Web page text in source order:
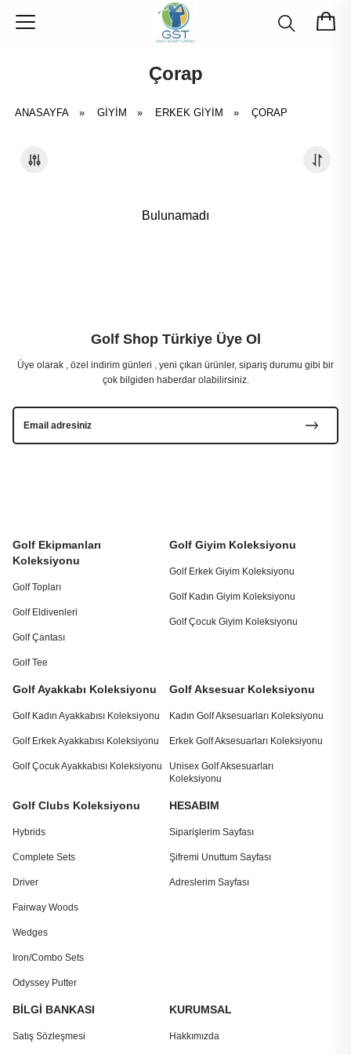
Çorap
ANASAYFA » GIYIM » ERKEK GIYIM » ÇORAP
Bulunamadı
Golf Ekipmanları
Koleksiyonu
Golf Topları
Golf Eldivenleri
Golf Çantası
Golf Tee
Golf Giyim Koleksiyonu
Golf Erkek Giyim Koleksiyonu
Golf Kadın Giyim Koleksiyonu
Golf Çocuk Giyim Koleksiyonu
Golf Ayakkabı Koleksiyonu
Golf Kadın Ayakkabısı Koleksiyonu
Golf Erkek Ayakkabısı Koleksiyonu
Golf Çocuk Ayakkabısı Koleksiyonu
Golf Aksesuar Koleksiyonu
Kadın Golf Aksesuarları Koleksiyonu
Erkek Golf Aksesuarları Koleksiyonu
Unisex Golf Aksesuarları
Koleksiyonu
Golf Clubs Koleksiyonu
Hybrids
Complete Sets
Driver
Fairway Woods
Wedges
Iron/Combo Sets
Odyssey Putter
HESABIM
Siparişlerim Sayfası
Şifremi Unuttum Sayfası
Adreslerim Sayfası
BİLGİ BANKASI
Satış Sözleşmesi
KURUMSAL
Hakkımızda
Golf Shop Türkiye Üye Ol
Üye olarak , özel indirim günleri , yeni çıkan ürünler, sipariş durumu gibi bir
çok bilgiden haberdar olabilirsiniz.